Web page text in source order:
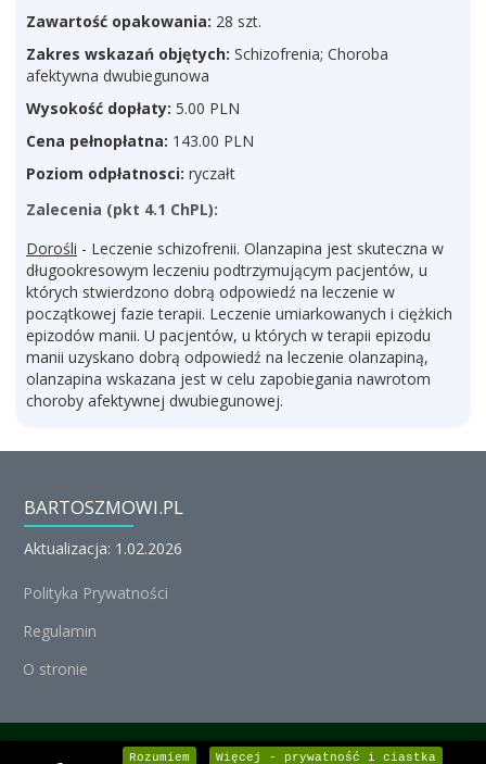
Zawartość opakowania: 28 szt.
Zakres wskazań objętych: Schizofrenia; Choroba
afektywna dwubiegunowa
Wysokość dopłaty: 5.00 PLN
Cena pełnopłatna: 143.00 PLN
Poziom odpłatnosci: ryczałt
Zalecenia (pkt 4.1 ChPL):
Dorośli - Leczenie schizofrenii. Olanzapina jest skuteczna w
długookresowym leczeniu podtrzymującym pacjentów, u
których stwierdzono dobrą odpowiedź na leczenie w
początkowej fazie terapii. Leczenie umiarkowanych i ciężkich
epizodów manii. U pacjentów, u których w terapii epizodu
manii uzyskano dobrą odpowiedź na leczenie olanzapiną,
olanzapina wskazana jest w celu zapobiegania nawrotom
choroby afektywnej dwubiegunowej.
BARTOSZMOWI.PL
Aktualizacja: 1.02.2026
Polityka Prywatności
Regulamin
O stronie
© Michał Nedoszytko 2026, Wszystkie prawa zastrzeżone.
Rozumiem Więcej - prywatność i ciastka